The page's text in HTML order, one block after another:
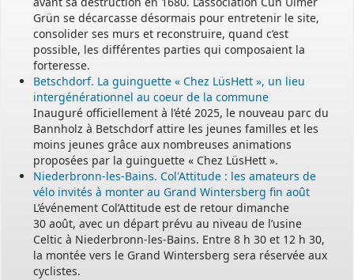
Grün se décarcasse désormais pour entretenir le site,
consolider ses murs et reconstruire, quand c’est
possible, les différentes parties qui composaient la
forteresse.
Betschdorf. La guinguette « Chez LüsHett », un lieu
intergénérationnel au coeur de la commune
Inauguré officiellement à l’été 2025, le nouveau parc du
Bannholz à Betschdorf attire les jeunes familles et les
moins jeunes grâce aux nombreuses animations
proposées par la guinguette « Chez LüsHett ».
Niederbronn-les-Bains. Col'Attitude : les amateurs de
vélo invités à monter au Grand Wintersberg fin août
L’événement Col’Attitude est de retour dimanche
30 août, avec un départ prévu au niveau de l’usine
Celtic à Niederbronn-les-Bains. Entre 8 h 30 et 12 h 30,
la montée vers le Grand Wintersberg sera réservée aux
cyclistes.